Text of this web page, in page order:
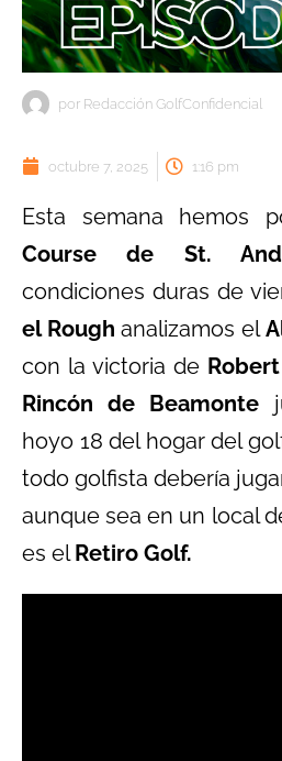
por Redacción GolfConfidencial
octubre 7, 2025 1:16 pm
Esta semana hemos
Course de St.
condiciones duras de
el Rough analizamos el
con la victoria de
Rincón de Beamonte
hoyo 18 del hogar del
todo golfista debería
aunque sea en un local
es elRetiro Golf.